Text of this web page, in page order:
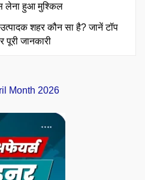
लेना हुआ मुश्किल
शहर कौन सा है? जानें टॉप
पूरी जानकारी